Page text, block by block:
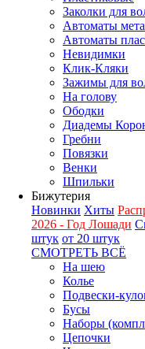
Заколки для
Автоматы
Автоматы
Невидимки
Клик-Кляки
Зажимы для
На голову
Ободки
Диадемы
Гребни
Повязки
Венки
Шпильки
Бижутерия
Новинки Хиты
2026 - Год Лошади
штук от 20 штук
СМОТРЕТЬ ВСЁ
На шею
Колье
Подвески-
Бусы
Наборы
Цепочки